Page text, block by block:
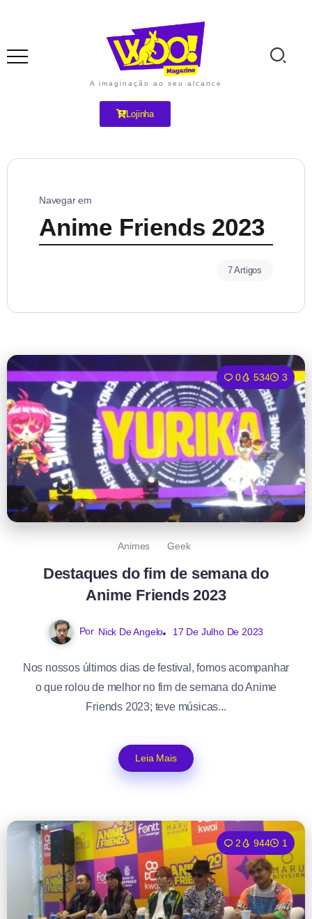
A imaginação ao seu alcance
Lojinha
Navegar em
Anime Friends 2023
7 Artigos
0 534 3
Animes Geek
Destaques do fim de semana do
Anime Friends 2023
Por Nick De Angelo 17 De Julho De 2023
Nos nossos últimos dias de festival, fomos acompanhar
o que rolou de melhor no fim de semana do Anime
Friends 2023; teve músicas...
Leia Mais
2 944 1